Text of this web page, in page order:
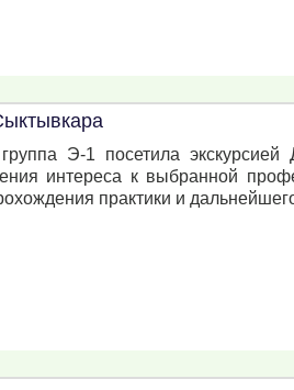
Э-1 посетила
интереса к выбранной
практики и